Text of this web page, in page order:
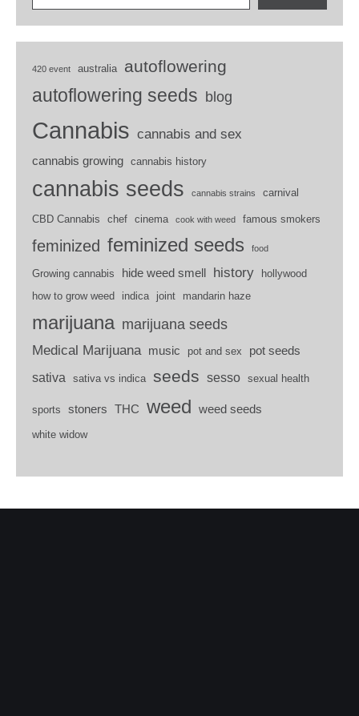
420 event australia autoflowering
autoflowering seeds blog
Cannabis cannabis and sex
cannabis growing cannabis history
cannabis seeds cannabis strains carnival
CBD Cannabis chef cinema cook with weed famous smokers
feminized feminized seeds food
Growing cannabis hide weed smell history
hollywood
how to grow weed
indica joint mandarin haze
marijuana marijuana seeds
Medical Marijuana
music pot and sex pot seeds
sativa sativa vs indica seeds sesso sexual health
sports stoners THC weed weed seeds
white widow